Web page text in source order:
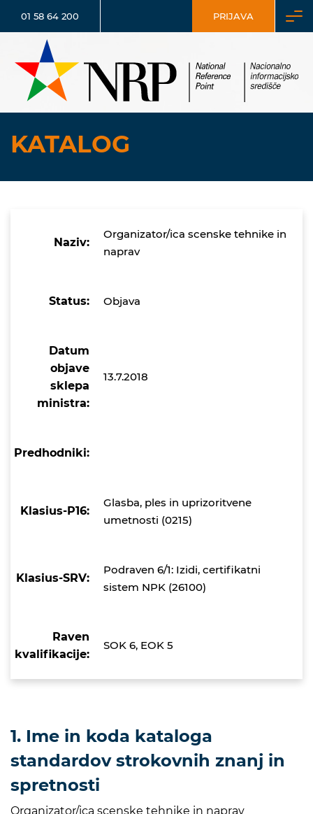
01 58 64 200 PRIJAVA
KATALOG
Naziv:
Organizator/ica scenske tehnike in
naprav
Status: Objava
Datum
objave
sklepa
ministra:
13.7.2018
Predhodniki:
Klasius-P16:
Glasba, ples in uprizoritvene
umetnosti (0215)
Klasius-SRV:
Podraven 6/1: Izidi, certifikatni
sistem NPK (26100)
Raven
kvalifikacije:
SOK 6, EOK 5
1. Ime in koda kataloga
standardov strokovnih znanj in
spretnosti
Organizator/ica scenske tehnike in naprav